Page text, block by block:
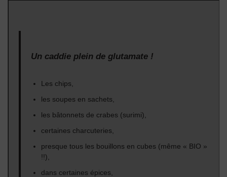
Un caddie plein de glutamate !
Les chips,
les soupes en sachets,
les bâtonnets de crabes (surimi),
certaines charcuteries,
presque tous les bouillons en cubes (même « BIO »
!!),
dans certaines épices,